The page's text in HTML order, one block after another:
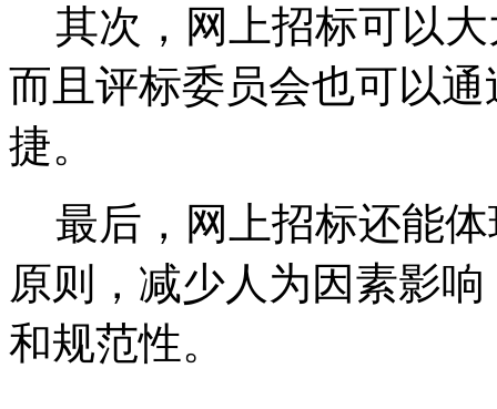
其次，网上招标可以
而且评标委员会也可以
捷。
最后，网上招标还能
原则，减少人为因素影
和规范性。